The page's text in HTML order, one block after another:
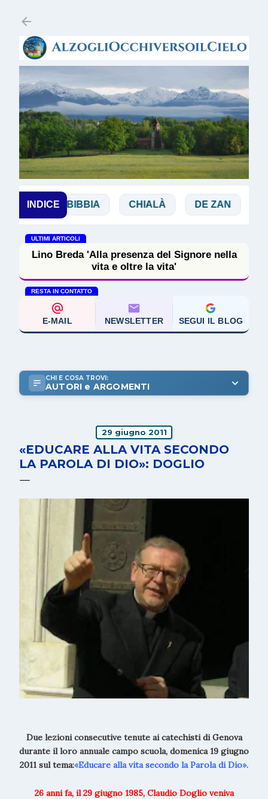
INDICEBIBBIA CHIALÀ DE ZAN
ULTIMI ARTICOLI
Lino Breda 'Alla presenza del Signore nella
vita e oltre la vita'
RESTA IN CONTATTO
E-MAIL NEWSLETTER SEGUI IL BLOG
CHI E COSA TROVI:
AUTORI e ARGOMENTI
29 giugno 2011
«EDUCARE ALLA VITA SECONDO
LA PAROLA DI DIO»: DOGLIO
Due lezioni consecutive tenute ai catechisti di Genova
durante il loro annuale campo scuola, domenica 19 giugno
2011 sul tema:«Educare alla vita secondo la Parola di Dio».
26 anni fa, il 29 giugno 1985, Claudio Doglio veniva